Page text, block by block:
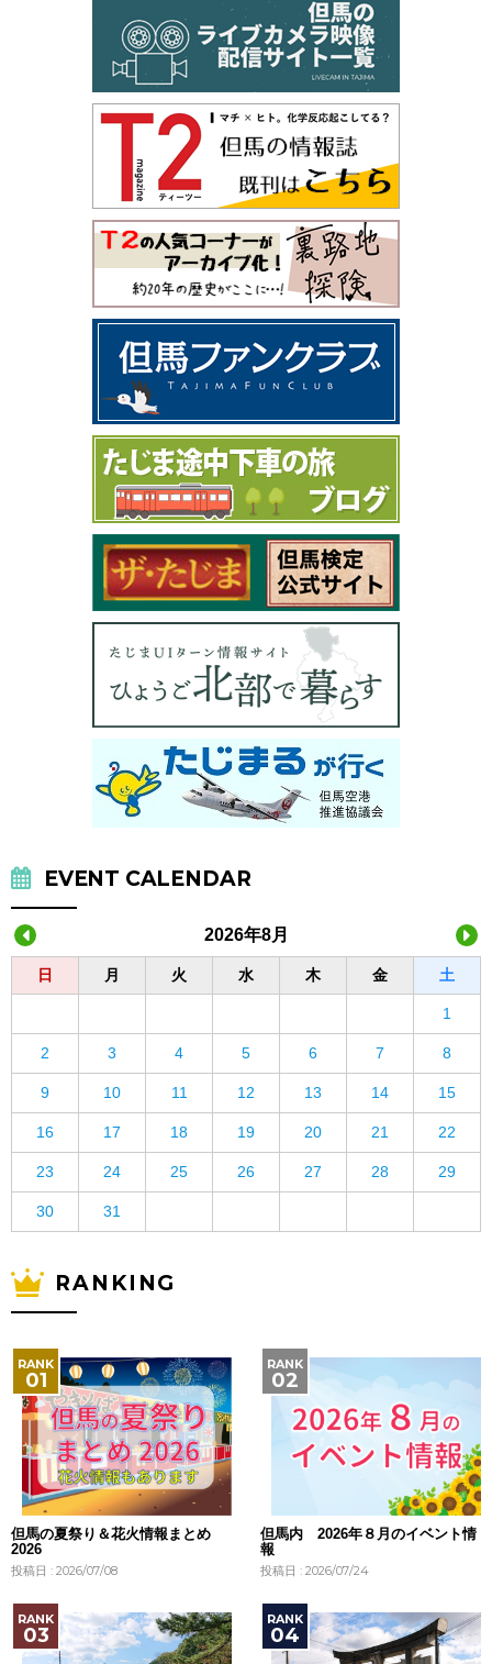
EVENT CALENDAR
2026年8月
日 月 火 水 木 金 土
1
2 3 4 5 6 7 8
9 10 11 12 13 14 15
16 17 18 19 20 21 22
23 24 25 26 27 28 29
30 31
RANKING
但馬の夏祭り＆花火情報まとめ
2026
投稿日 : 2026/07/08
但馬内 2026年８月のイベント情
報
投稿日 : 2026/07/24